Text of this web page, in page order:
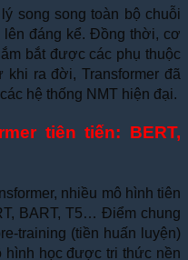
song song toàn bộ chuỗi
lên đáng kể. Đồng thời, cơ
bắt được các phụ thuộc
ra đời, Transformer đã
hệ thống NMT hiện đại.
tiên tiến: BERT,
nhiều mô hình tiên
BART, T5… Điểm chung
training (tiền huấn luyện)
hình học được tri thức nền